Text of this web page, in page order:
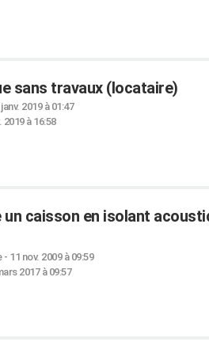
sans travaux (locataire)
2019 à 01:47
2019 à 16:58
caisson en isolant
- 11 nov. 2009 à 09:59
2017 à 09:57